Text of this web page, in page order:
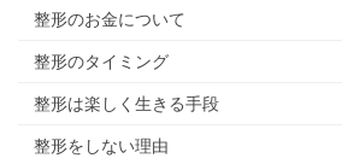
整形のお金について
整形のタイミング
整形は楽しく生きる手段
整形をしない理由